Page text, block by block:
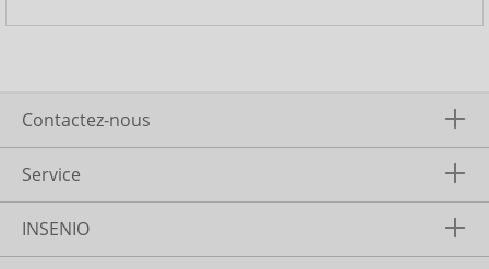
Contactez-nous
Service
INSENIO